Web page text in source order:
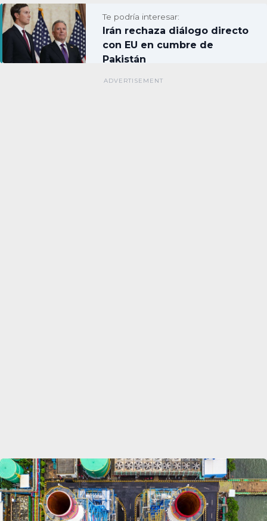
Te podría interesar:
Irán rechaza diálogo directo
con EU en cumbre de
Pakistán